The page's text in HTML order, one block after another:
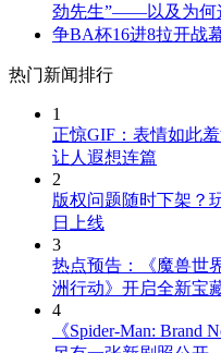
劲先生”——以及为何
争BA杯16进8拉开战
热门新闻排行
1
正惊GIF：表情如此
让人遐想连篇
2
版权问题随时下架？
日上线
3
热点预告：《魔兽世
洲行动》开启全新宝
4
《Spider-Man: Brand